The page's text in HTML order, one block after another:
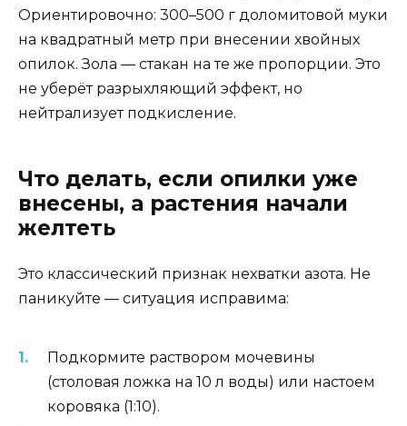
Ориентировочно: 300–500 г доломитовой муки
на квадратный метр при внесении хвойных
опилок. Зола — стакан на те же пропорции. Это
не уберёт разрыхляющий эффект, но
нейтрализует подкисление.
Что делать, если опилки уже
внесены, а растения начали
желтеть
Это классический признак нехватки азота. Не
паникуйте — ситуация исправима:
Подкормите раствором мочевины
(столовая ложка на 10 л воды) или настоем
коровяка (1:10).